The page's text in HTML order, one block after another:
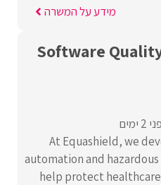
מידע על המשרה
Software
At Equashield, we
automation and
help protect